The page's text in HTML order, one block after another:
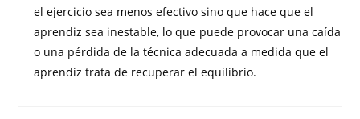
el ejercicio sea menos efectivo sino que hace que el
aprendiz sea inestable, lo que puede provocar una caída
o una pérdida de la técnica adecuada a medida que el
aprendiz trata de recuperar el equilibrio.